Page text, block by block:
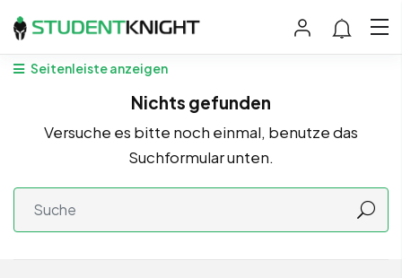
Seitenleiste anzeigen
Nichts gefunden
Versuche es bitte noch einmal, benutze das
Suchformular unten.